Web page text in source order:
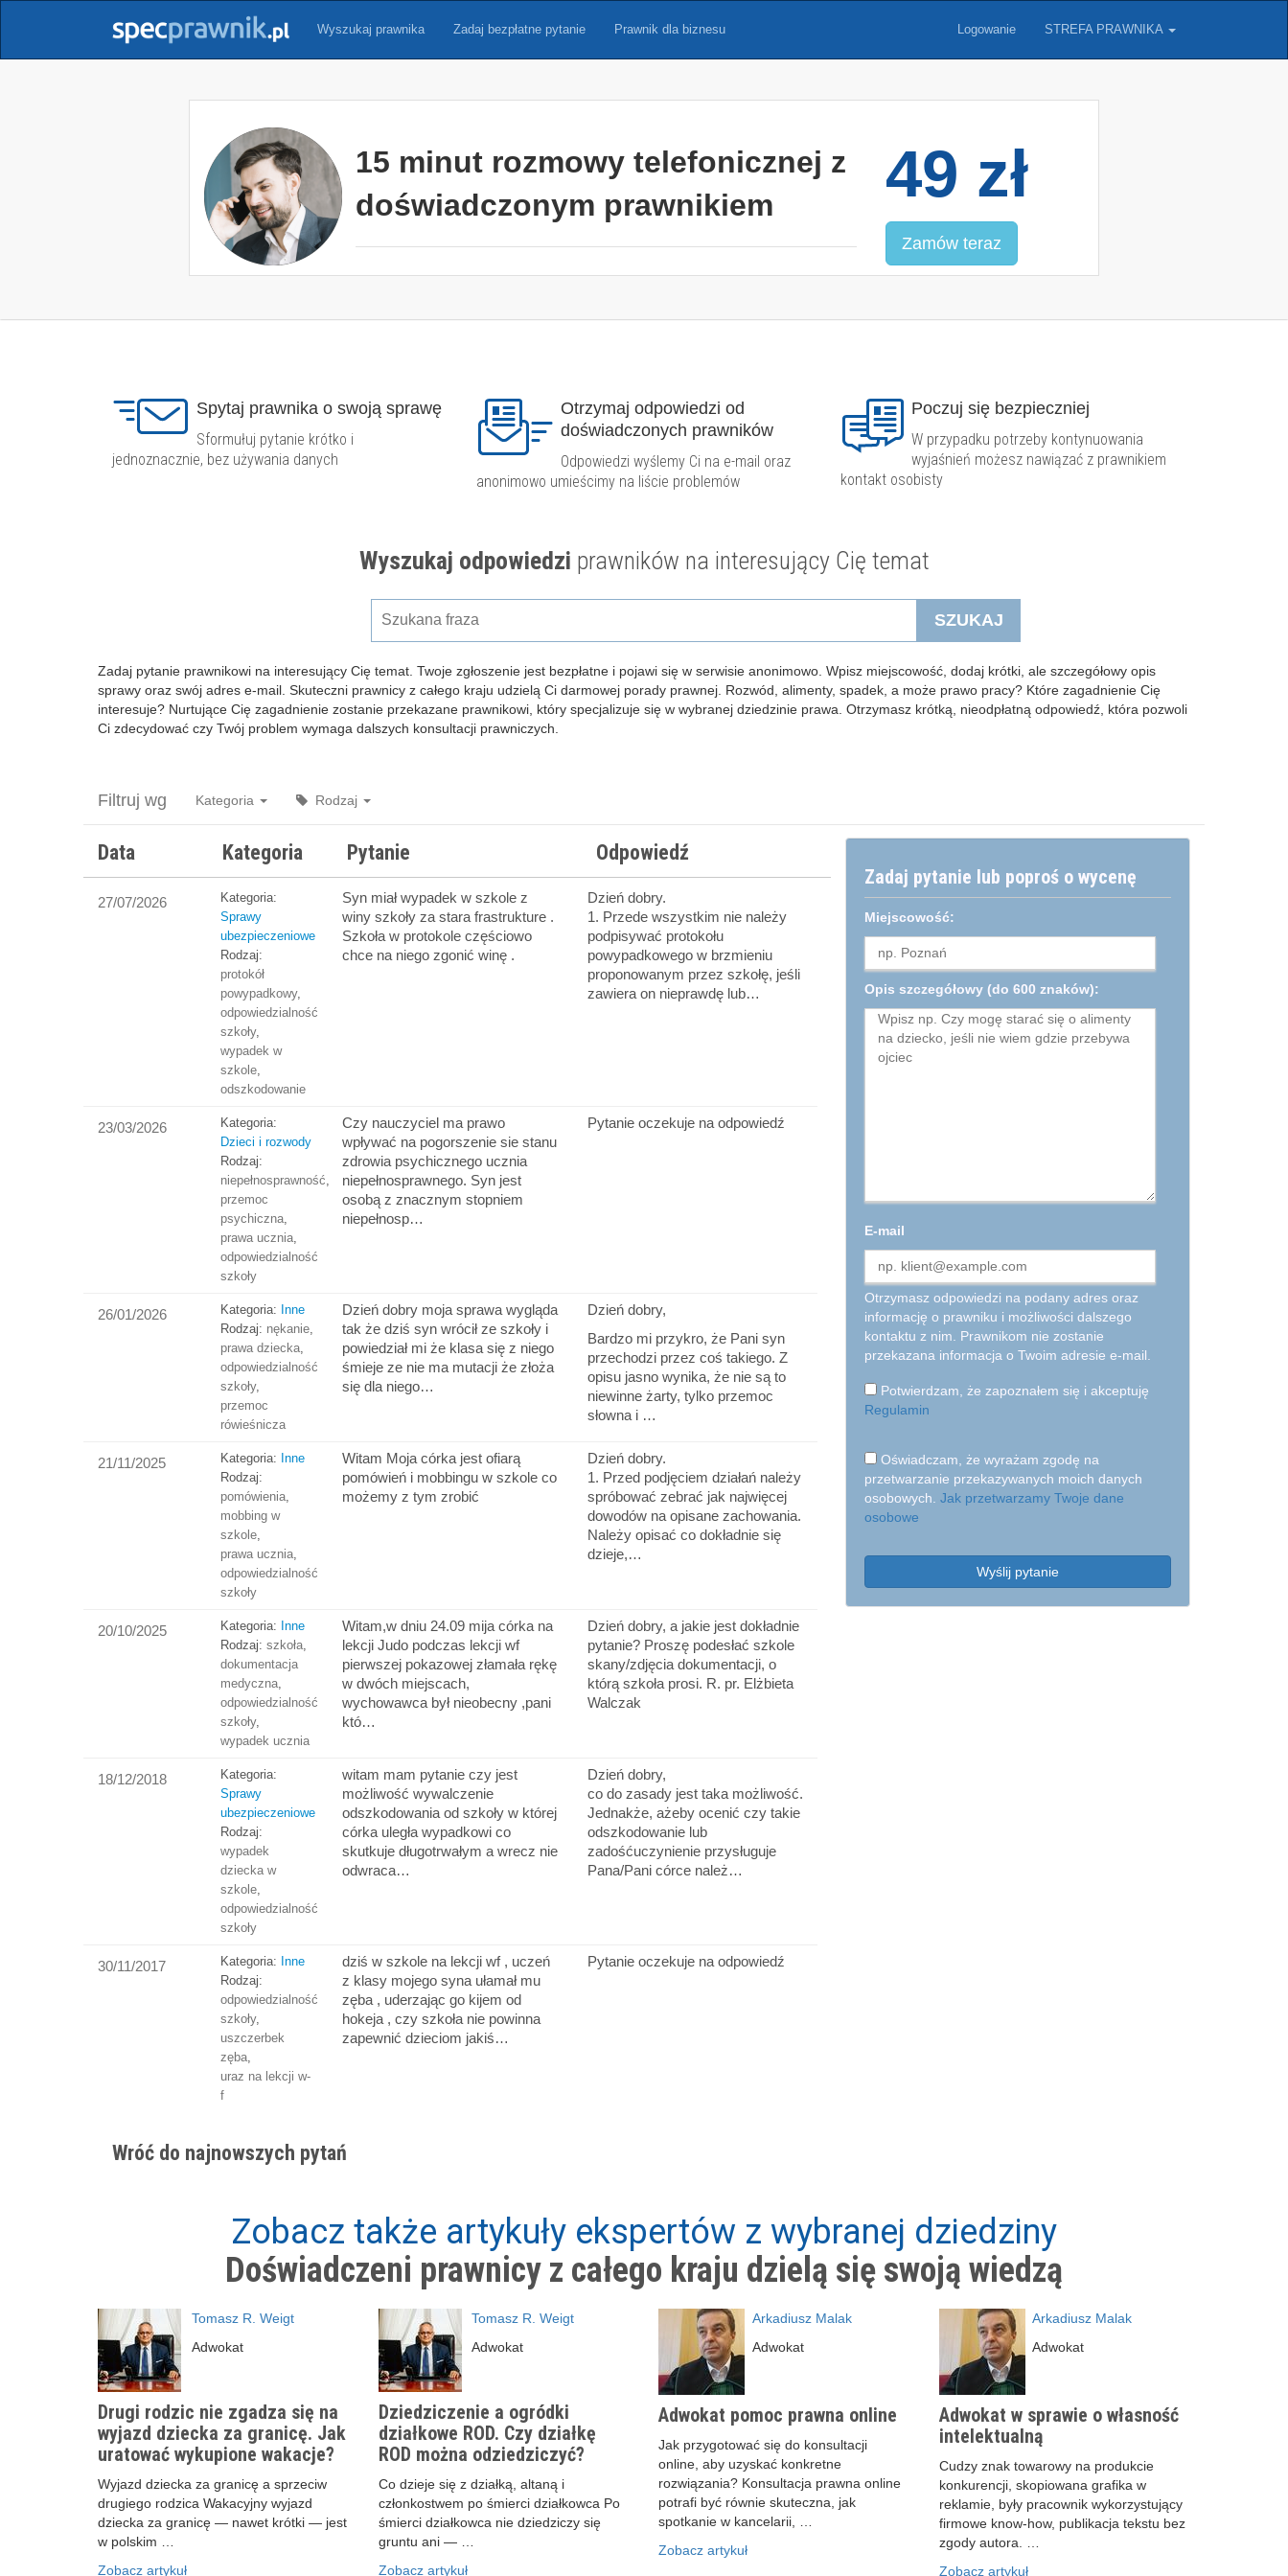
Wyszukaj prawnika Zadaj bezpłatne pytanie Prawnik dla biznesu Logowanie STREFA PRAWNIKA
15 minut rozmowy telefonicznej z
doświadczonym prawnikiem
49 zł
Zamów teraz
Spytaj prawnika o swoją sprawę
Sformułuj pytanie krótko i
jednoznacznie, bez używania danych
Otrzymaj odpowiedzi od
doświadczonych prawników
Odpowiedzi wyślemy Ci na e-mail oraz
anonimowo umieścimy na liście problemów
Poczuj się bezpieczniej
W przypadku potrzeby kontynuowania
wyjaśnień możesz nawiązać z prawnikiem
kontakt osobisty
Wyszukaj odpowiedzi prawników na interesujący Cię temat
SZUKAJ
Zadaj pytanie prawnikowi na interesujący Cię temat. Twoje zgłoszenie jest bezpłatne i pojawi się w serwisie anonimowo. Wpisz miejscowość, dodaj krótki, ale szczegółowy opis
sprawy oraz swój adres e-mail. Skuteczni prawnicy z całego kraju udzielą Ci darmowej porady prawnej. Rozwód, alimenty, spadek, a może prawo pracy? Które zagadnienie Cię
interesuje? Nurtujące Cię zagadnienie zostanie przekazane prawnikowi, który specjalizuje się w wybranej dziedzinie prawa. Otrzymasz krótką, nieodpłatną odpowiedź, która pozwoli
Ci zdecydować czy Twój problem wymaga dalszych konsultacji prawniczych.
Filtruj wg Kategoria Rodzaj
Zadaj pytanie lub poproś o wycenę
Miejscowość:
Opis szczegółowy (do 600 znaków):
E-mail
Otrzymasz odpowiedzi na podany adres oraz
informację o prawniku i możliwości dalszego
kontaktu z nim. Prawnikom nie zostanie
przekazana informacja o Twoim adresie e-mail.
Potwierdzam, że zapoznałem się i akceptuję
Regulamin
Oświadczam, że wyrażam zgodę na
przetwarzanie przekazywanych moich danych
osobowych. Jak przetwarzamy Twoje dane
osobowe
Wyślij pytanie
Data Kategoria Pytanie Odpowiedź
27/07/2026
Kategoria:
Sprawy
ubezpieczeniowe
Rodzaj:
protokół
powypadkowy,
odpowiedzialność
szkoły,
wypadek w
szkole,
odszkodowanie
Syn miał wypadek w szkole z
winy szkoły za stara frastrukture .
Szkoła w protokole częściowo
chce na niego zgonić winę .
Dzień dobry.
1. Przede wszystkim nie należy
podpisywać protokołu
powypadkowego w brzmieniu
proponowanym przez szkołę, jeśli
zawiera on nieprawdę lub…
23/03/2026
Kategoria:
Dzieci i rozwody
Rodzaj:
niepełnosprawność,
przemoc
psychiczna,
prawa ucznia,
odpowiedzialność
szkoły
Czy nauczyciel ma prawo
wpływać na pogorszenie sie stanu
zdrowia psychicznego ucznia
niepełnosprawnego. Syn jest
osobą z znacznym stopniem
niepełnosp…
Pytanie oczekuje na odpowiedź
26/01/2026 Kategoria: Inne
Rodzaj: nękanie,
prawa dziecka,
odpowiedzialność
szkoły,
przemoc
rówieśnicza
Dzień dobry moja sprawa wygląda
tak że dziś syn wrócił ze szkoły i
powiedział mi że klasa się z niego
śmieje ze nie ma mutacji że złoża
się dla niego…
Dzień dobry,
Bardzo mi przykro, że Pani syn
przechodzi przez coś takiego. Z
opisu jasno wynika, że nie są to
niewinne żarty, tylko przemoc
słowna i …
21/11/2025 Kategoria: Inne
Rodzaj:
pomówienia,
mobbing w
szkole,
prawa ucznia,
odpowiedzialność
szkoły
Witam Moja córka jest ofiarą
pomówień i mobbingu w szkole co
możemy z tym zrobić
Dzień dobry.
1. Przed podjęciem działań należy
spróbować zebrać jak najwięcej
dowodów na opisane zachowania.
Należy opisać co dokładnie się
dzieje,…
20/10/2025 Kategoria: Inne
Rodzaj: szkoła,
dokumentacja
medyczna,
odpowiedzialność
szkoły,
wypadek ucznia
Witam,w dniu 24.09 mija córka na
lekcji Judo podczas lekcji wf
pierwszej pokazowej złamała rękę
w dwóch miejscach,
wychowawca był nieobecny ,pani
któ…
Dzień dobry, a jakie jest dokładnie
pytanie? Proszę podesłać szkole
skany/zdjęcia dokumentacji, o
którą szkoła prosi. R. pr. Elżbieta
Walczak
18/12/2018
Kategoria:
Sprawy
ubezpieczeniowe
Rodzaj:
wypadek
dziecka w
szkole,
odpowiedzialność
szkoły
witam mam pytanie czy jest
możliwość wywalczenie
odszkodowania od szkoły w której
córka uległa wypadkowi co
skutkuje długotrwałym a wrecz nie
odwraca…
Dzień dobry,
co do zasady jest taka możliwość.
Jednakże, ażeby ocenić czy takie
odszkodowanie lub
zadośćuczynienie przysługuje
Pana/Pani córce należ…
30/11/2017 Kategoria: Inne
Rodzaj:
odpowiedzialność
szkoły,
uszczerbek
zęba,
uraz na lekcji w-
f
dziś w szkole na lekcji wf , uczeń
z klasy mojego syna ułamał mu
zęba , uderzając go kijem od
hokeja , czy szkoła nie powinna
zapewnić dzieciom jakiś…
Pytanie oczekuje na odpowiedź
Wróć do najnowszych pytań
Zobacz także artykuły ekspertów z wybranej dziedziny
Doświadczeni prawnicy z całego kraju dzielą się swoją wiedzą
Tomasz R. Weigt
Adwokat
Drugi rodzic nie zgadza się na
wyjazd dziecka za granicę. Jak
uratować wykupione wakacje?
Wyjazd dziecka za granicę a sprzeciw
drugiego rodzica Wakacyjny wyjazd
dziecka za granicę — nawet krótki — jest
w polskim …
Zobacz artykuł
Tomasz R. Weigt
Adwokat
Dziedziczenie a ogródki
działkowe ROD. Czy działkę
ROD można odziedziczyć?
Co dzieje się z działką, altaną i
członkostwem po śmierci działkowca Po
śmierci działkowca nie dziedziczy się
gruntu ani — …
Zobacz artykuł
Arkadiusz Malak
Adwokat
Adwokat pomoc prawna online
Jak przygotować się do konsultacji
online, aby uzyskać konkretne
rozwiązania? Konsultacja prawna online
potrafi być równie skuteczna, jak
spotkanie w kancelarii, …
Zobacz artykuł
Arkadiusz Malak
Adwokat
Adwokat w sprawie o własność
intelektualną
Cudzy znak towarowy na produkcie
konkurencji, skopiowana grafika w
reklamie, były pracownik wykorzystujący
firmowe know-how, publikacja tekstu bez
zgody autora. …
Zobacz artykuł